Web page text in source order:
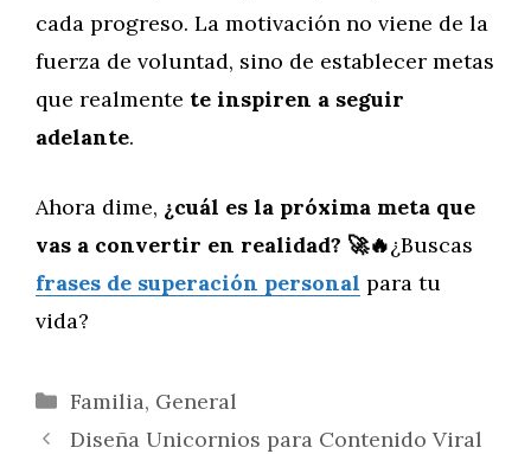
cada progreso. La motivación no viene de la
fuerza de voluntad, sino de establecer metas
que realmente te inspiren a seguir
adelante.
Ahora dime, ¿cuál es la próxima meta que
vas a convertir en realidad? 🚀🔥¿Buscas
frases de superación personal para tu
vida?
Categorías
Familia, General
Diseña Unicornios para Contenido Viral